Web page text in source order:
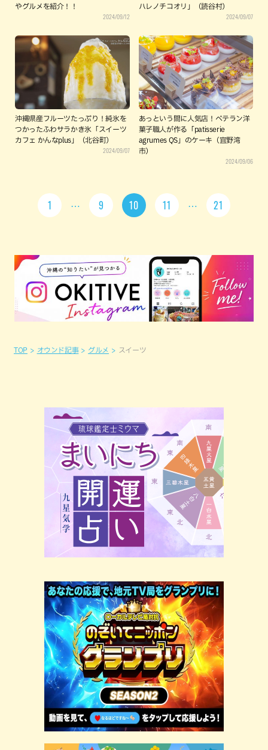
やグルメを紹介！！
2024/09/12
ハレノチコオリ」（読谷村）
2024/09/07
沖縄県産フルーツたっぷり！純氷を
つかったふわサラかき氷「スイーツ
カフェ かんなplus」（北谷町）
2024/09/07
あっという間に人気店！ベテラン洋
菓子職人が作る「patisserie
agrumes QS」のケーキ（宜野湾
市）
2024/09/06
1 9 10 11 21
TOP オウンド記事 グルメ スイーツ